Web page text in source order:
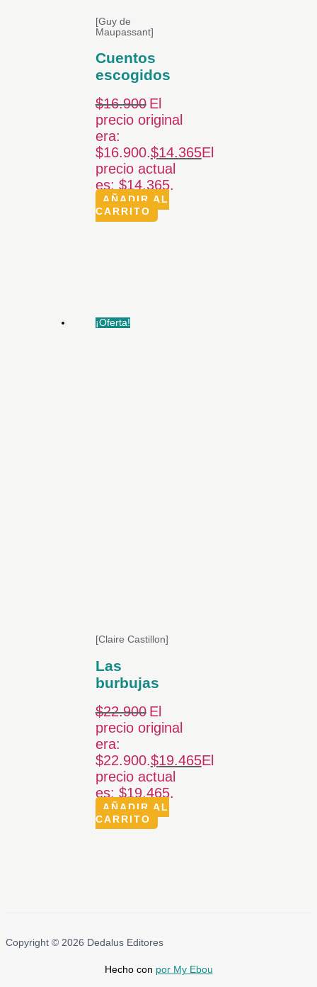
[Guy de
Maupassant]
Cuentos
escogidos
$16.900 El
precio original
era:
$16.900.$14.365El
precio actual
es: $14.365.
AÑADIR AL
CARRITO
¡Oferta!
[Claire Castillon]
Las
burbujas
$22.900 El
precio original
era:
$22.900.$19.465El
precio actual
es: $19.465.
AÑADIR AL
CARRITO
Copyright © 2026 Dedalus Editores
Hecho con por My Ebou